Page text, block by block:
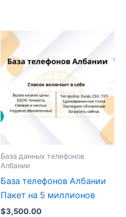
База данных телефонов
Албании
База телефонов Албании
Пакет на 5 миллионов
$3,500.00